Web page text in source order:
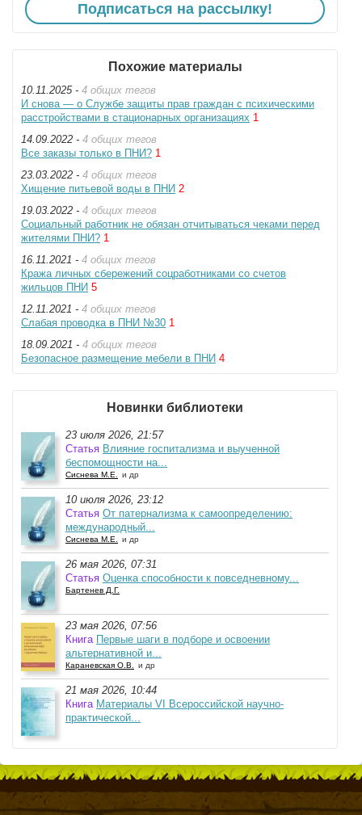
Подписаться на рассылку!
Похожие материалы
10.11.2025 - 4 общих тегов
И снова — о Службе защиты прав граждан с психическими
расстройствами в стационарных организациях 1
14.09.2022 - 4 общих тегов
Все заказы только в ПНИ? 1
23.03.2022 - 4 общих тегов
Хищение питьевой воды в ПНИ 2
19.03.2022 - 4 общих тегов
Социальный работник не обязан отчитываться чеками перед
жителями ПНИ? 1
16.11.2021 - 4 общих тегов
Кража личных сбережений соцработниками со счетов
жильцов ПНИ 5
12.11.2021 - 4 общих тегов
Слабая проводка в ПНИ №30 1
18.09.2021 - 4 общих тегов
Безопасное размещение мебели в ПНИ 4
Новинки библиотеки
23 июля 2026, 21:57
Статья Влияние госпитализма и выученной
беспомощности на...
Сиснева М.Е. и др
10 июля 2026, 23:12
Статья От патернализма к самоопределению:
международный...
Сиснева М.Е. и др
26 мая 2026, 07:31
Статья Оценка способности к повседневному...
Бартенев Д.Г.
23 мая 2026, 07:56
Книга Первые шаги в подборе и освоении
альтернативной и...
Караневская О.В. и др
21 мая 2026, 10:44
Книга Материалы VI Всероссийской научно-
практической...